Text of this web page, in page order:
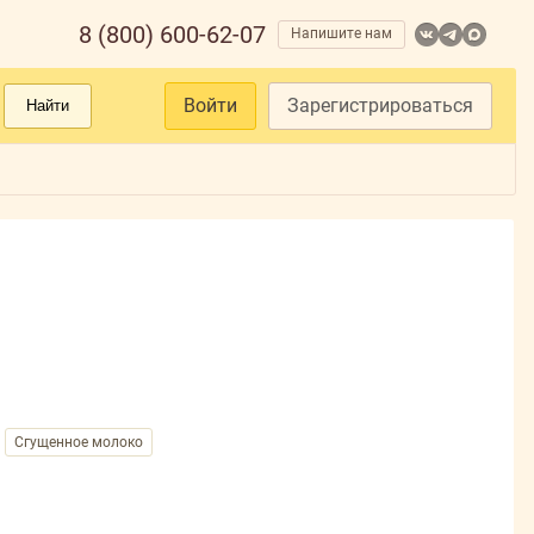
8 (800) 600-62-07 Напишите нам
Найти Войти Зарегистрироваться
Сгущенное молоко